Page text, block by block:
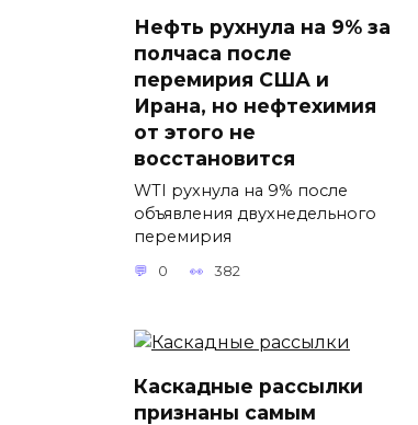
Нефть рухнула на 9% за
полчаса после
перемирия США и
Ирана, но нефтехимия
от этого не
восстановится
WTI рухнула на 9% после
объявления двухнедельного
перемирия
0 382
Каскадные рассылки
признаны самым